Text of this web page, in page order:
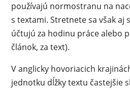
používajú normostranu na
s textami. Stretnete sa však
účtujú za hodinu práce alebo
článok, za text).
V anglicky hovoriacich
jednotku dĺžky textu častejšie